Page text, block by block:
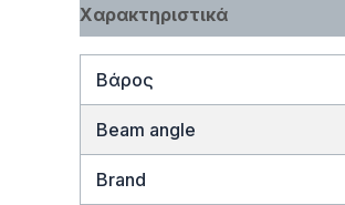
Χαρακτηριστικά
Βάρος
Beam angle
Brand